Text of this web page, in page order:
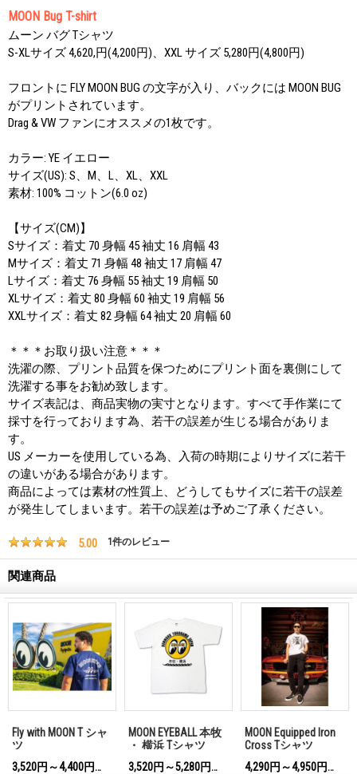
MOON Bug T-shirt
ムーン バグ Tシャツ
S-XLサイズ 4,620,円(4,200円)、XXL サイズ 5,280円(4,800円)
フロントに FLY MOON BUG の文字が入り、バックには MOON BUG
がプリントされています。
Drag & VW ファンにオススメの1枚です。
カラー: YE イエロー
サイズ(US): S、M、L、XL、XXL
素材: 100% コットン(6.0 oz)
【サイズ(CM)】
Sサイズ：着丈 70 身幅 45 袖丈 16 肩幅 43
Mサイズ：着丈 71 身幅 48 袖丈 17 肩幅 47
Lサイズ：着丈 76 身幅 55 袖丈 19 肩幅 50
XLサイズ：着丈 80 身幅 60 袖丈 19 肩幅 56
XXLサイズ：着丈 82 身幅 64 袖丈 20 肩幅 60
＊＊＊お取り扱い注意＊＊＊
洗濯の際、プリント品質を保つためにプリント面を裏側にして
洗濯する事をお勧め致します。
サイズ表記は、商品実物の実寸となります。すべて手作業にて
採寸を行っております為、若干の誤差が生じる場合がありま
す。
US メーカーを使用している為、入荷の時期によりサイズに若干
の違いがある場合があります。
商品によっては素材の性質上、どうしてもサイズに若干の誤差
が発生してしまいます。若干の誤差は予めご了承ください。
5.00 1件のレビュー
関連商品
Fly with MOON T シャ
ツ
3,520円～4,400円
(税込)
MOON EYEBALL 本牧
・ 横浜 Tシャツ
3,520円～5,280円
(税込)
MOON Equipped Iron
Cross Tシャツ
4,290円～4,950円
(税込)